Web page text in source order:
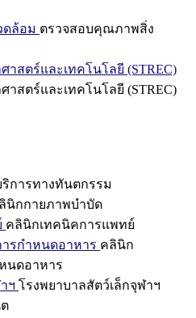
ล้อม ตรวจสอบคุณภาพสิ่ง
าสตร์และเทคโนโลยี (STREC)
าสตร์และเทคโนโลยี (STREC)
การทางทันตกรรม
นิกกายภาพบำบัด
คลินิกเทคนิคการแพทย์
รกำหนดอาหาร คลินิก
นดอาหาร
ฯ โรงพยาบาลสัตว์เล็กจุฬาฯ